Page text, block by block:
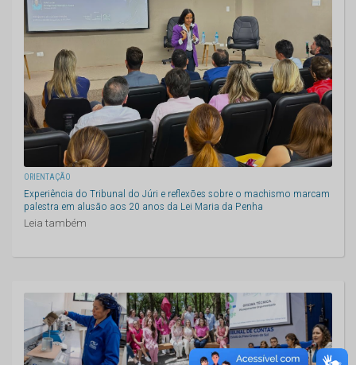
ORIENTAÇÃO
Experiência do Tribunal do Júri e reflexões sobre o machismo marcam
palestra em alusão aos 20 anos da Lei Maria da Penha
Leia também